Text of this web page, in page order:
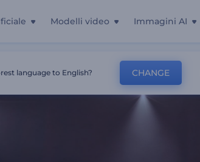
Modelli video Immagini AI
language to English? CHANGE